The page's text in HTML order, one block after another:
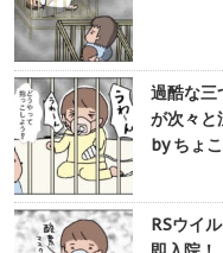
過酷な三
が次々と
by ちょ
RSウイ